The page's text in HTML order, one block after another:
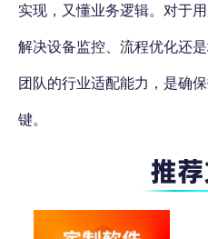
实现，又懂业务逻辑。对于
解决设备监控、流程优化还
团队的行业适配能力，是确
键。